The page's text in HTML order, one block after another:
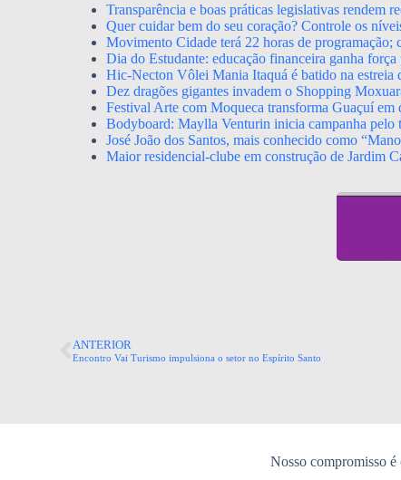
Transparência e boas práticas legislativas rendem
Quer cuidar bem do seu coração? Controle os
Movimento Cidade terá 22 horas de
Dia do Estudante: educação financeira ganha
Hic-Necton Vôlei Mania Itaquá é batido na estreia
Dez dragões gigantes invadem o Shopping
Festival Arte com Moqueca transforma Guaçuí em
Bodyboard: Maylla Venturin inicia campanha
José João dos Santos, mais conhecido como
Maior residencial-clube em construção de Jardim
ANTERIOR
Encontro Vai Turismo impulsiona o setor no Espírito Santo
Nosso compromisso